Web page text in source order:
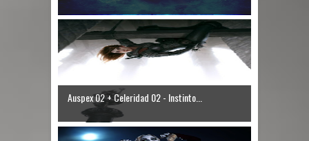
Auspex 02 + Celeridad 02 - Instinto...